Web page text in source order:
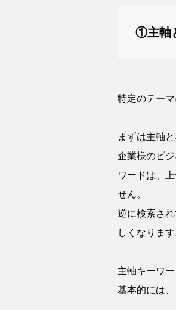
①主軸
特定のテー
まずは主軸
企業様のビ
ワードは、
せん。
逆に検索さ
しくなります
主軸キーワ
基本的には